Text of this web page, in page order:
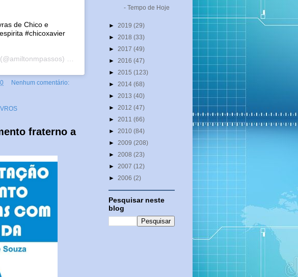
de Chico e
#chicoxavier
(@amiltonmpassos) em 25 de Jan, 2020 às 4:30 PST
Nenhum comentário:
fraterno a
- Tempo de Hoje
► 2019 (29)
► 2018 (33)
► 2017 (49)
► 2016 (47)
► 2015 (123)
► 2014 (68)
► 2013 (40)
► 2012 (47)
► 2011 (66)
► 2010 (84)
► 2009 (208)
► 2008 (23)
► 2007 (12)
► 2006 (2)
Pesquisar neste
blog